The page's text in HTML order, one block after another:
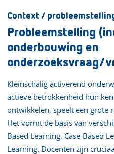
Context /
Probleemstelling
onderbouwing en
onderzoeksvraag/
Kleinschalig activerend
actieve betrokkenheid hun
ontwikkelen, speelt een grote
Het vormt de basis van
Based Learning, Case-Based
Learning. Docenten zijn